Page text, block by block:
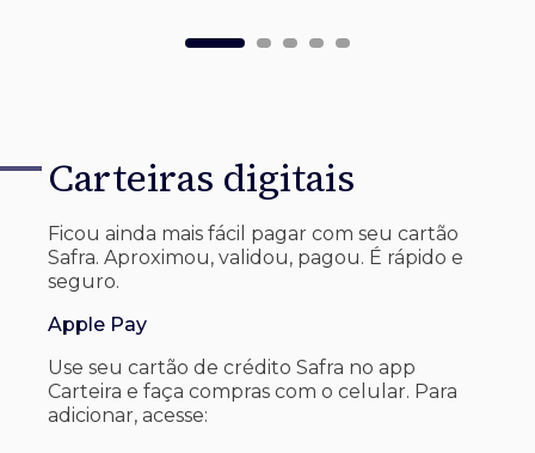
Carteiras digitais
Ficou ainda mais fácil pagar com seu cartão
Safra. Aproximou, validou, pagou. É rápido e
seguro.
Apple Pay
Use seu cartão de crédito Safra no app
Carteira e faça compras com o celular. Para
adicionar, acesse: